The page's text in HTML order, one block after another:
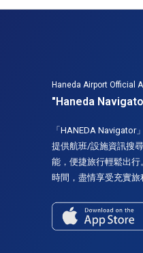
Haneda Airport Official
"Haneda
「HANEDA Navigator
提供航班/設施資訊搜
能，便捷旅行輕鬆出
時間，盡情享受充實旅